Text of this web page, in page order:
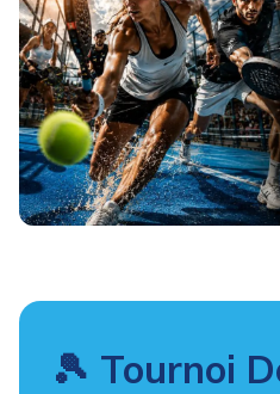
🎾 Tournoi